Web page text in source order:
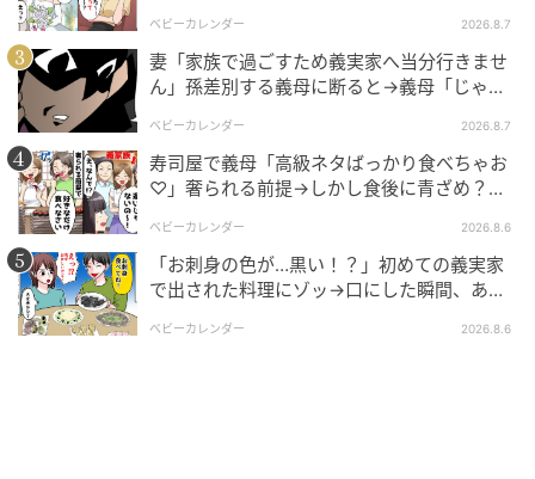
ベビーカレンダー 2026.8.7
妻「家族で過ごすため義実家へ当分行きませ
ん」孫差別する義母に断ると→義母「じゃ
ベビーカレンダー 2026.8.7
寿司屋で義母「高級ネタばっかり食べちゃお
♡」奢られる前提→しかし食後に青ざめ？通
ベビーカレンダー 2026.8.6
「お刺身の色が…黒い！？」初めての義実家
で出された料理にゾッ→口にした瞬間、あ
ベビーカレンダー 2026.8.6